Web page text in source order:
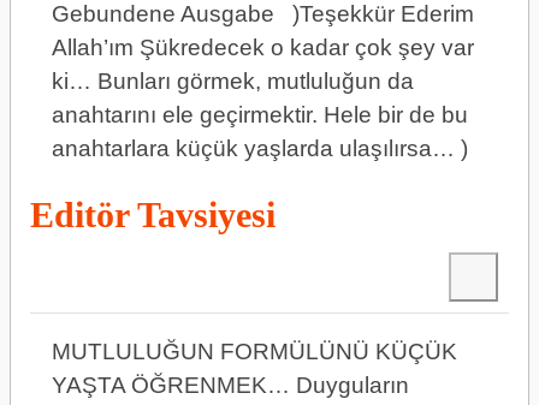
Gebundene Ausgabe )Teşekkür Ederim
Allah’ım Şükredecek o kadar çok şey var
ki… Bunları görmek, mutluluğun da
anahtarını ele geçirmektir. Hele bir de bu
anahtarlara küçük yaşlarda ulaşılırsa… )
Editör Tavsiyesi
MUTLULUĞUN FORMÜLÜNÜ KÜÇÜK
YAŞTA ÖĞRENMEK… Duyguların